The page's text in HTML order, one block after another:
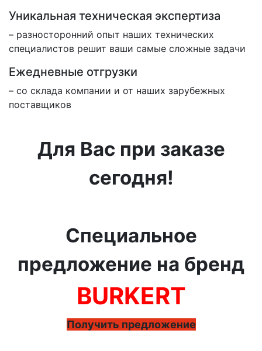
Уникальная техническая экспертиза
– разносторонний опыт наших технических
специалистов решит ваши самые сложные задачи
Ежедневные отгрузки
– со склада компании и от наших зарубежных
поставщиков
Для Вас при заказе
сегодня!
Специальное
предложение на бренд
BURKERT
Получить предложение